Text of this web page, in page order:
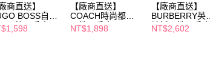
商直送】
BOSS自信
男性淡香水
【廠商直送】
COACH時尚都會
男性淡香水100ml
NT$1,898
【廠商直送】
BURBERRY英雄
神話男性淡香水
100ml
NT$2,602